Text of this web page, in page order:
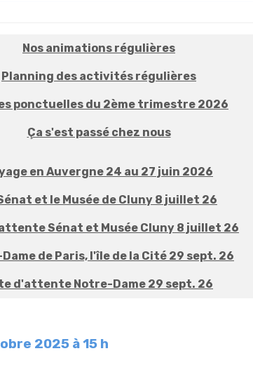
Nos animations régulières
Planning des activités régulières
ponctuelles du 2ème trimestre 2026
Ça s'est passé chez nous
en Auvergne 24 au 27 juin 2026
et le Musée de Cluny 8 juillet 26
Sénat et Musée Cluny 8 juillet 26
de Paris, l'île de la Cité 29 sept. 26
d'attente Notre-Dame 29 sept. 26
2025 à 15 h